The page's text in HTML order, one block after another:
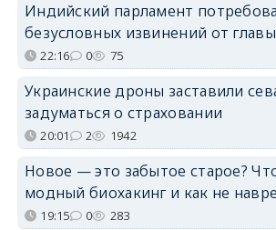
Индийский парламент
безусловных извинений от
22:16 0 75
Украинские дроны заставили
задуматься о страховании
20:01 2 1942
Новое — это забытое старое?
модный биохакинг и как не
19:15 0 283